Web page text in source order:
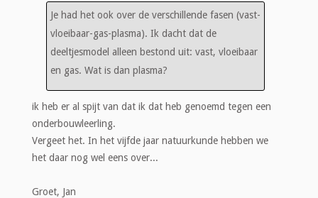
Je had het ook over de verschillende fasen (vast-
vloeibaar-gas-plasma). Ik dacht dat de
deeltjesmodel alleen bestond uit: vast, vloeibaar
en gas. Wat is dan plasma?
ik heb er al spijt van dat ik dat heb genoemd tegen een
onderbouwleerling.
Vergeet het. In het vijfde jaar natuurkunde hebben we
het daar nog wel eens over...
Groet, Jan